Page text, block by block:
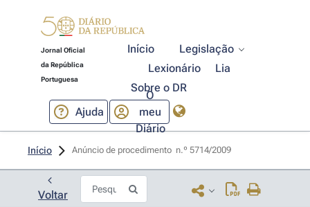
Jornal Oficial
da República
Portuguesa
Início
Legislação
Lexionário
Lia
Sobre o DR
Ajuda
O
meu
Diário
Início Anúncio de procedimento  n.º 5714/2009
Voltar